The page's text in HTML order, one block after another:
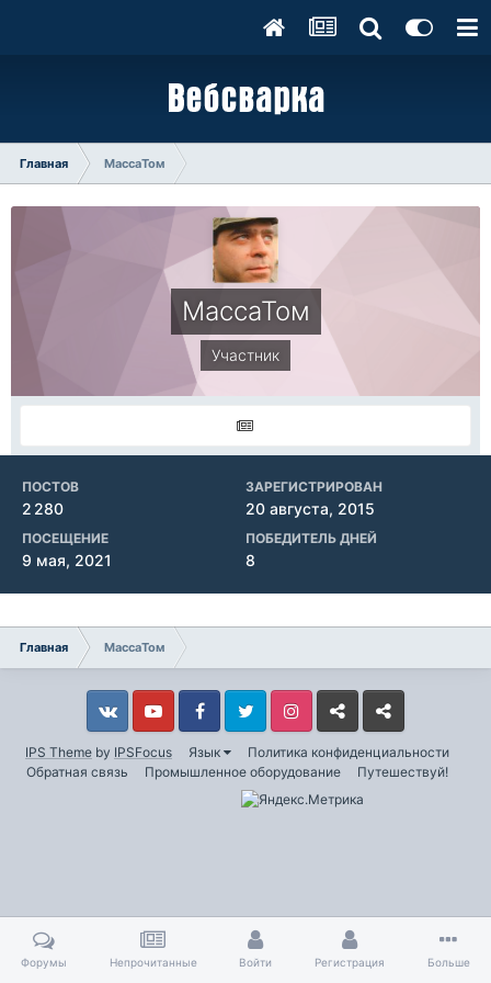
Главная МассаТом
МассаТом
Участник
ПОСТОВ
2 280
ЗАРЕГИСТРИРОВАН
20 августа, 2015
ПОСЕЩЕНИЕ
9 мая, 2021
ПОБЕДИТЕЛЬ ДНЕЙ
8
Главная МассаТом
IPS Theme by IPSFocus Язык
Политика конфиденциальности
Обратная связь
Промышленное оборудование Путешествуй!
VkontakteYouTube FacebookTwitter InstagramLivejournalOdnoklassniki
Форумы Непрочитанные Войти Регистрация Больше